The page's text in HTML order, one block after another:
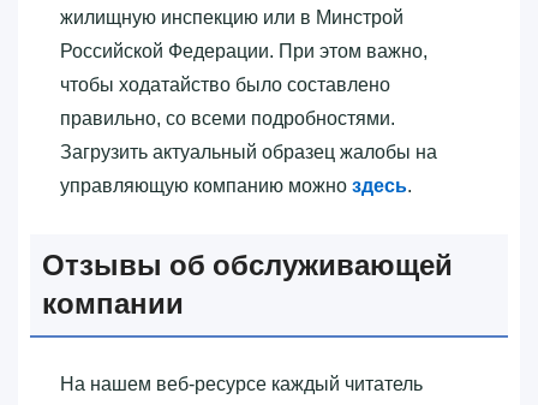
жилищную инспекцию или в Минстрой
Российской Федерации. При этом важно,
чтобы ходатайство было составлено
правильно, со всеми подробностями.
Загрузить актуальный образец жалобы на
управляющую компанию можно здесь.
Отзывы об обслуживающей
компании
На нашем веб-ресурсе каждый читатель